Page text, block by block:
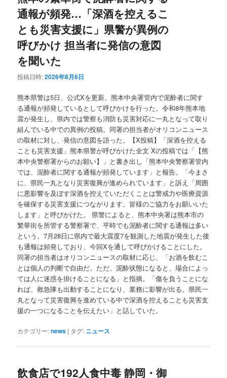
通報が頻発…「深酒を控えるこ
とも災害支援に」県警が異例の
呼びかけ 担当者に発信の意図
を聞いた
投稿日時:2026年8月6日
熊本県警は5日、公式Xを更新。熊本中央署管内で泥酔者に関す
る通報が頻発しているとして呼びかけを行った。令和8年熊本地
震が発生し、県内では警察も消防も災害対応に一丸となって取り
組んでいる中での異例の投稿。同署の担当者がオリコンニュース
の取材に対し、発信の意図を語った。【X投稿】「深酒を控える
ことも災害支援」熊本県警が呼びかけた全文 Xの投稿では「【熊
本中央警察署からのお願い】」と書き出し「熊本中央警察署管内
では、泥酔者に関する通報が頻発しています」と報告。「今まさ
に、県民一丸となり災害復興が進められています」と訴え「周囲
に悪影響を及ぼす深酒を控えていただくことは警戒力や医療資源
を確保する災害支援につながります。皆様のご協力をお願いいた
します」と呼びかけた。 県警によると、熊本中央署は熊本市の
繁華街を所管する警察署で、平時でも泥酔者に関する通報は多い
という。7月28日に県内で最大震度7を観測した地震が発生した後
も通報は頻発しており、今回Xを通して呼びかけることにした。
同署の担当者はオリコンニュースの取材に応じ、「お酒を飲むこ
とは個人の判断で自由だ。ただ、泥酔状態になると、場合によっ
ては人に迷惑を掛けることになる」と指摘。「傷を負うことにな
れば、救急隊も出動することになり、業務に影響が出る。県民一
丸となって災害復興を進めている中で深酒を控えることも災害支
援の一つになることを伝えたい」と話していた。
カテゴリー:news | タグ: ニュース
飲食店で192人食中毒 静岡・御